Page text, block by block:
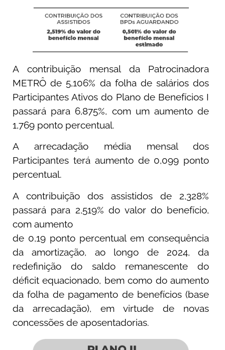
A contribuição mensal da Patrocinadora
METRÔ de 5,106% da folha de salários dos
Participantes Ativos do Plano de Benefícios I
passará para 6,875%, com um aumento de
1,769 ponto percentual.
A arrecadação média mensal dos
Participantes terá aumento de 0,099 ponto
percentual.
A contribuição dos assistidos de 2,328%
passará para 2,519% do valor do benefício,
com aumento
de 0,19 ponto percentual em consequência
da amortização, ao longo de 2024, da
redefinição do saldo remanescente do
déficit equacionado, bem como do aumento
da folha de pagamento de benefícios (base
da arrecadação), em virtude de novas
concessões de aposentadorias.